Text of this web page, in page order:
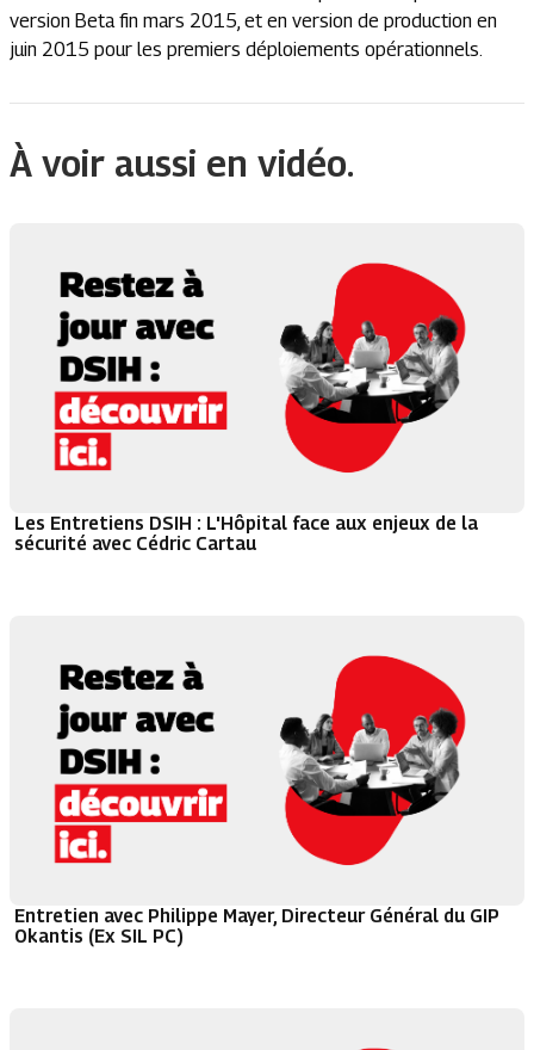
version Beta fin mars 2015, et en version de production en
juin 2015 pour les premiers déploiements opérationnels.
À voir aussi en vidéo.
Les Entretiens DSIH : L'Hôpital face aux enjeux de la
sécurité avec Cédric Cartau
Entretien avec Philippe Mayer, Directeur Général du GIP
Okantis (Ex SIL PC)